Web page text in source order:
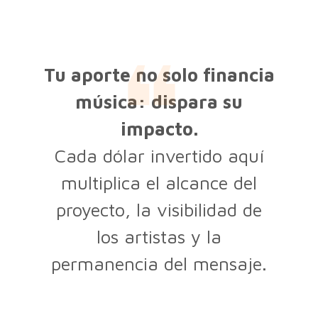
Tu aporte no solo financia
música: dispara su
impacto.
Cada dólar invertido aquí
multiplica el alcance del
proyecto, la visibilidad de
los artistas y la
permanencia del mensaje.